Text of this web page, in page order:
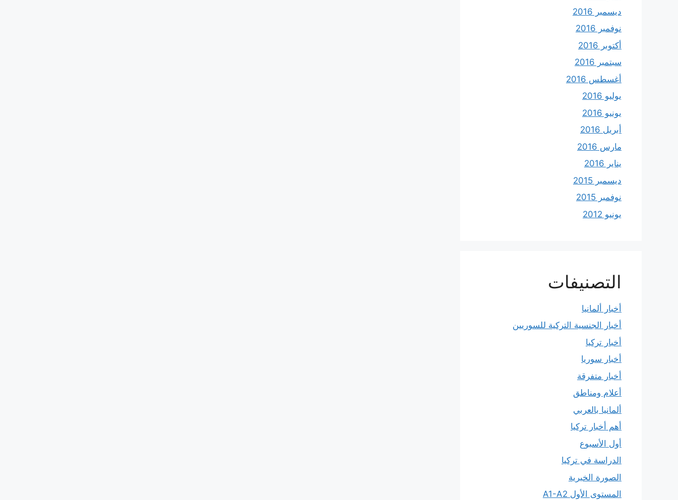
ديسمبر 2016
نوفمبر 2016
أكتوبر 2016
سبتمبر 2016
أغسطس 2016
يوليو 2016
يونيو 2016
أبريل 2016
مارس 2016
يناير 2016
ديسمبر 2015
نوفمبر 2015
يونيو 2012
التصنيفات
أخبار ألمانيا
أخبار الجنسية التركية للسوريين
أخبار تركيا
أخبار سوريا
أخبار متفرقة
أعلام ومناطق
ألمانيا بالعربي
أهم أخبار تركيا
أول الأسبوع
الدراسة في تركيا
الصورة الخبرية
المستوى الأول A1-A2